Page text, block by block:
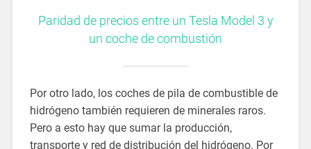
Paridad de precios entre un Tesla Model 3 y
un coche de combustión
Por otro lado, los coches de pila de combustible de
hidrógeno también requieren de minerales raros.
Pero a esto hay que sumar la producción,
transporte y red de distribución del hidrógeno. Por